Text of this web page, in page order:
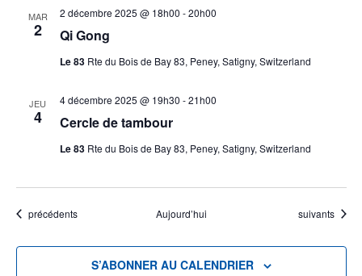
MAR
2 Qi Gong
2 décembre 2025 @ 18h00 -20h00
Le 83 Rte du Bois de Bay 83, Peney, Satigny, Switzerland
JEU
4 Cercle de tambour
4 décembre 2025 @ 19h30 -21h00
Le 83 Rte du Bois de Bay 83, Peney, Satigny, Switzerland
Évènements
précédents Aujourd’hui Évènements
suivants
S’ABONNER AU CALENDRIER